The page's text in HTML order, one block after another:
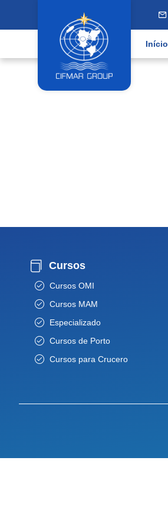
Início
Cursos
Cursos OMI
Cursos MAM
Especializado
Cursos de Porto
Cursos para Crucero